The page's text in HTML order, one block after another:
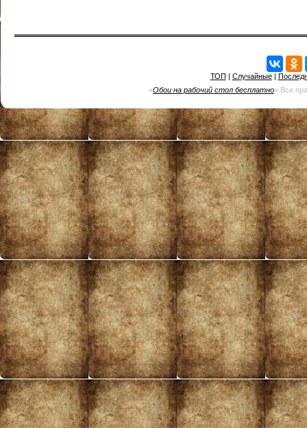
ТОП | Случайные|
«Обои на рабочий стол бесплатно» Все